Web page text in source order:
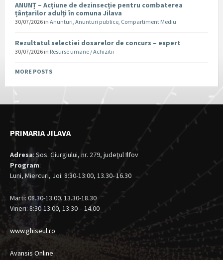
ANUNȚ – Acțiune de dezinsecție pentru combaterea
țânțarilor adulți în comuna Jilava
30/07/2026 in Anunturi, Anunturi publice, Compartiment Mediu
Rezultatul selectiei dosarelor de concurs – expert
30/07/2026 in Resurse umane / Achizitii
MORE POSTS
PRIMARIA JILAVA
Adresa: Sos. Giurgiului, nr. 279, judeţul Ilfov
Program:
Luni, Miercuri, Joi: 8:30-13:00, 13.30- 16.30
Marti: 08.30-13.00. 13.30-18.30
Vineri: 8:30-13:00, 13.30 – 14.00
www.ghiseul.ro
Avansis Online